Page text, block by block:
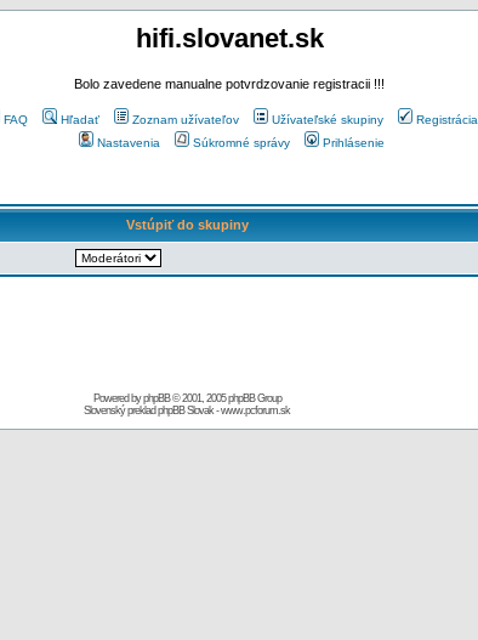
hifi.slovanet.sk
Bolo zavedene manualne potvrdzovanie registracii !!!
FAQ Hľadať Zoznam užívateľov Užívateľské skupiny
Registrácia
Nastavenia
Súkromné správy Prihlásenie
Vstúpiť do skupiny
Powered byphpBB© 2001, 2005 phpBB Group
Slovenský preklad phpBB Slovak-www.pcforum.sk